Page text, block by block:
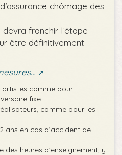
chômage des
franchir l’étape
être définitivement
artistes comme pour
fixe
comme pour les
ans en cas d’accident de
heures d’enseignement, y